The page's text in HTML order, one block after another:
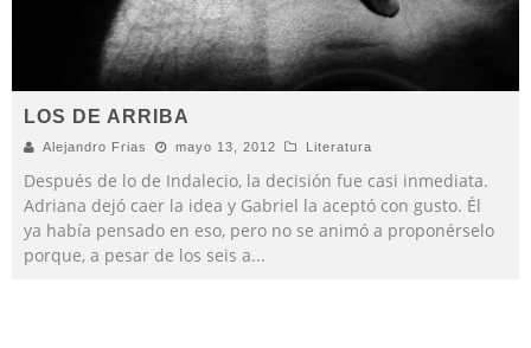
LOS DE ARRIBA
Alejandro Frias mayo 13, 2012 Literatura
Después de lo de Indalecio, la decisión fue casi inmediata.
Adriana dejó caer la idea y Gabriel la aceptó con gusto. Él
ya había pensado en eso, pero no se animó a proponérselo
porque, a pesar de los seis a...